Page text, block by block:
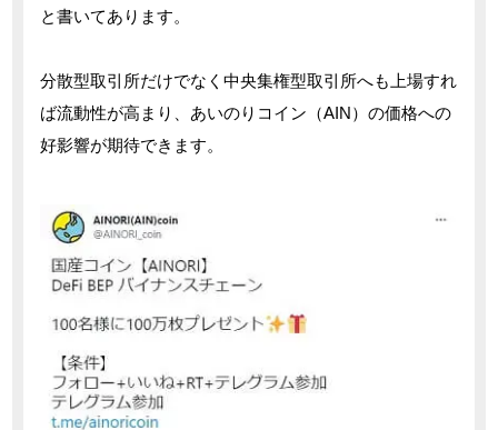
と書いてあります。
分散型取引所だけでなく中央集権型取引所へも上場すれ
ば流動性が高まり、あいのりコイン（AIN）の価格への
好影響が期待できます。